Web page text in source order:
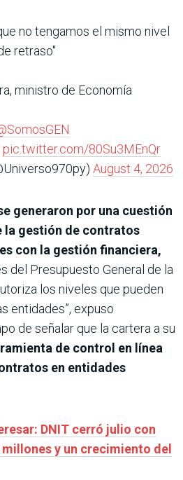
no tengamos el mismo nivel
retraso"
ministro de Economía
pic.twitter.com/80Su3MEnQr
August 4, 2026
generaron por una cuestión
la gestión de contratos
con la gestión financiera,
del Presupuesto General de la
los niveles que pueden
entidades”, expuso
de señalar que la cartera a su
de control en línea
en entidades
DNIT cerró julio con
y un crecimiento del